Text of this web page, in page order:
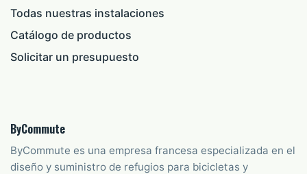
Todas nuestras instalaciones
Catálogo de productos
Solicitar un presupuesto
ByCommute
ByCommute es una empresa francesa especializada en el
diseño y suministro de refugios para bicicletas y